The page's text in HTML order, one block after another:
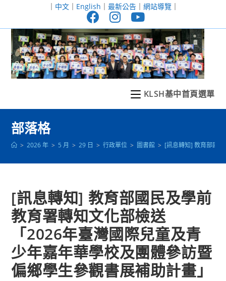
至
｜ 中文｜ English ｜ 最新公告｜ 網站導覽｜
KLSH基中首頁選單
部落格
> 2026 年 > 5 月 > 29 日 > 行政單位 > 圖書館 > [訊息轉知] 教育部國
[訊息轉知] 教育部國民及學前
教育署轉知文化部檢送
「2026年臺灣國際兒童及青
少年嘉年華學校及團體參訪暨
偏鄉學生參觀書展補助計畫」